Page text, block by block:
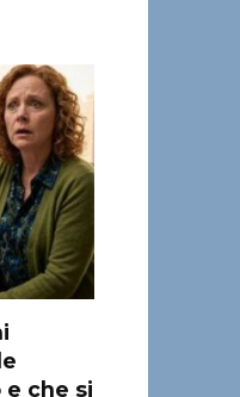
che si